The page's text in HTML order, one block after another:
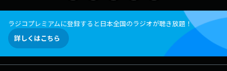
ラジコプレミアムに登録すると日本全国のラジオが聴き放題！
詳しくはこちら